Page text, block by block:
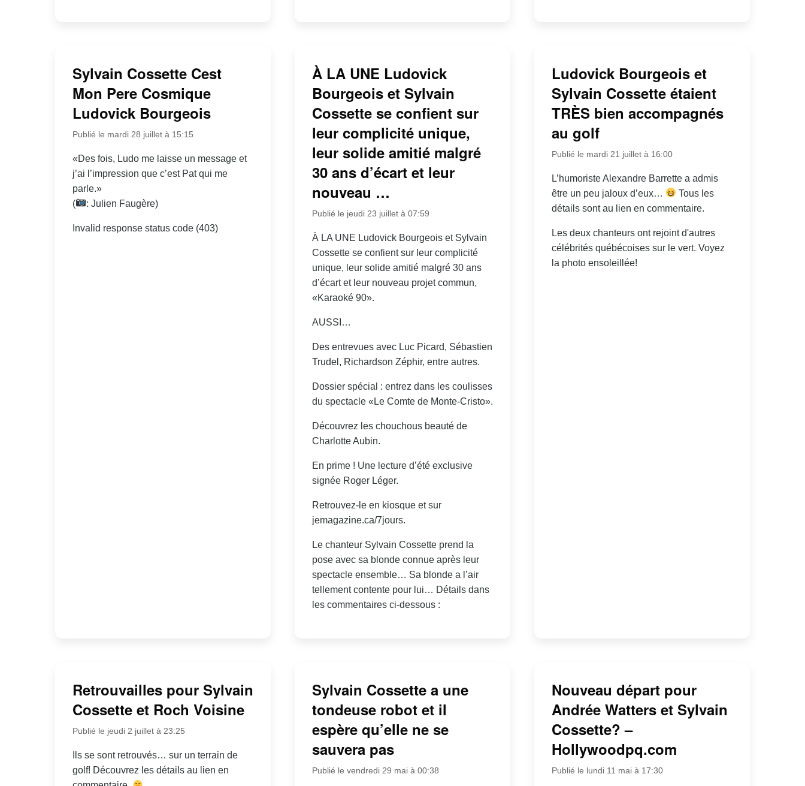
Sylvain Cossette Cest
Mon Pere Cosmique
Ludovick Bourgeois
Publié le mardi 28 juillet à 15:15
«Des fois, Ludo me laisse un message et
j’ai l’impression que c’est Pat qui me
parle.»
(
: Julien Faugère)
Invalid response status code (403)
À LA UNE Ludovick
Bourgeois et Sylvain
Cossette se confient sur
leur complicité unique,
leur solide amitié malgré
30 ans d’écart et leur
nouveau …
Publié le jeudi 23 juillet à 07:59
À LA UNE Ludovick Bourgeois et Sylvain
Cossette se confient sur leur complicité
unique, leur solide amitié malgré 30 ans
d’écart et leur nouveau projet commun,
«Karaoké 90».
AUSSI…
Des entrevues avec Luc Picard, Sébastien
Trudel, Richardson Zéphir, entre autres.
Dossier spécial : entrez dans les coulisses
du spectacle «Le Comte de Monte-Cristo».
Découvrez les chouchous beauté de
Charlotte Aubin.
En prime ! Une lecture d’été exclusive
signée Roger Léger.
Retrouvez-le en kiosque et sur
jemagazine.ca/7jours.
Le chanteur Sylvain Cossette prend la
pose avec sa blonde connue après leur
spectacle ensemble… Sa blonde a l’air
tellement contente pour lui… Détails dans
les commentaires ci-dessous :
Ludovick Bourgeois et
Sylvain Cossette étaient
TRÈS bien accompagnés
au golf
Publié le mardi 21 juillet à 16:00
L’humoriste Alexandre Barrette a admis
être un peu jaloux d’eux…
Tous les
détails sont au lien en commentaire.
Les deux chanteurs ont rejoint d'autres
célébrités québécoises sur le vert. Voyez
la photo ensoleillée!
Retrouvailles pour Sylvain
Cossette et Roch Voisine
Publié le jeudi 2 juillet à 23:25
Ils se sont retrouvés… sur un terrain de
golf! Découvrez les détails au lien en
Sylvain Cossette a une
tondeuse robot et il
espère qu’elle ne se
sauvera pas
Publié le vendredi 29 mai à 00:38
Nouveau départ pour
Andrée Watters et Sylvain
Cossette? –
Hollywoodpq.com
Publié le lundi 11 mai à 17:30